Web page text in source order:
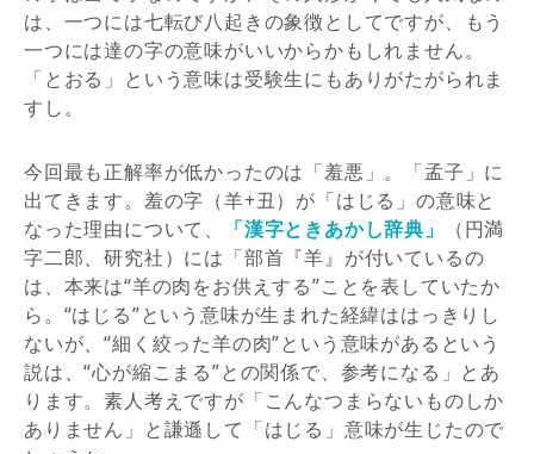
は、一つには七転び八起きの象徴としてですが、もう
一つには達の字の意味がいいからかもしれません。
「とおる」という意味は受験生にもありがたがられま
すし。
今回最も正解率が低かったのは「羞悪」。「孟子」に
出てきます。羞の字（羊+丑）が「はじる」の意味と
なった理由について、
「漢字ときあかし辞典」
（円満
字二郎、研究社）には「部首『羊』が付いているの
は、本来は“羊の肉をお供えする”ことを表していたか
ら。“はじる”という意味が生まれた経緯ははっきりし
ないが、“細く絞った羊の肉”という意味があるという
説は、“心が縮こまる”との関係で、参考になる」とあ
ります。素人考えですが「こんなつまらないものしか
ありません」と謙遜して「はじる」意味が生じたので